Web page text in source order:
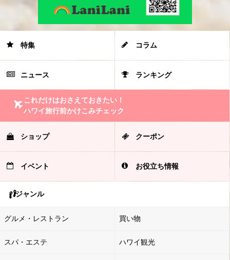
特集 コラム
ニュース ランキング
これだけはおさえておきたい！
ハワイ旅行前かけこみチェック
ショップ クーポン
イベント お役立ち情報
ジャンル
グルメ・レストラン 買い物
スパ・エステ ハワイ観光